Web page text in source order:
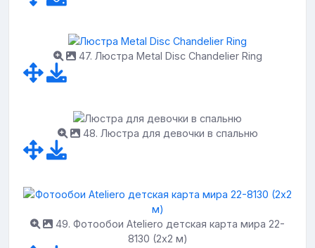
47. Люстра Metal Disc Chandelier Ring
48. Люстра для девочки в спальню
49. Фотообои Ateliero детская карта мира 22-
8130 (2х2 м)